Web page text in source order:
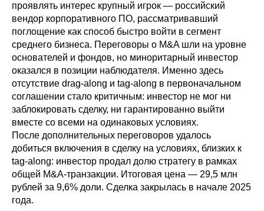
проявлять интерес крупный игрок — российский
вендор корпоративного ПО, рассматривавший
поглощение как способ быстро войти в сегмент
среднего бизнеса. Переговоры о M&A шли на уровне
основателей и фондов, но миноритарный инвестор
оказался в позиции наблюдателя. Именно здесь
отсутствие drag-along и tag-along в первоначальном
соглашении стало критичным: инвестор не мог ни
заблокировать сделку, ни гарантированно выйти
вместе со всеми на одинаковых условиях.
После дополнительных переговоров удалось
добиться включения в сделку на условиях, близких к
tag-along: инвестор продал долю стратегу в рамках
общей M&A-транзакции. Итоговая цена — 29,5 млн
рублей за 9,6% доли. Сделка закрылась в начале 2025
года.